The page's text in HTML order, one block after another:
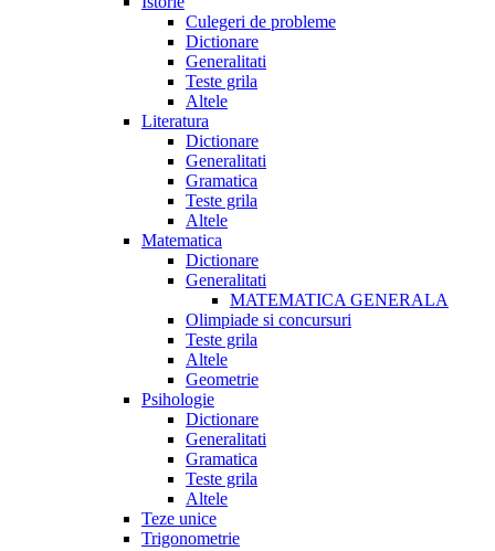
Culegeri de probleme
Dictionare
Generalitati
Teste grila
Altele
Literatura
Dictionare
Generalitati
Gramatica
Teste grila
Altele
Matematica
Dictionare
Generalitati
MATEMATICA GENERALA
Olimpiade si concursuri
Teste grila
Altele
Geometrie
Psihologie
Dictionare
Generalitati
Gramatica
Teste grila
Altele
Teze unice
Trigonometrie